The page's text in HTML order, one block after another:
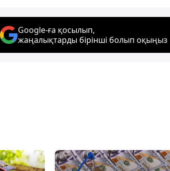
Google-ға қосылып,
жаңалықтарды бірінші болып оқыңыз